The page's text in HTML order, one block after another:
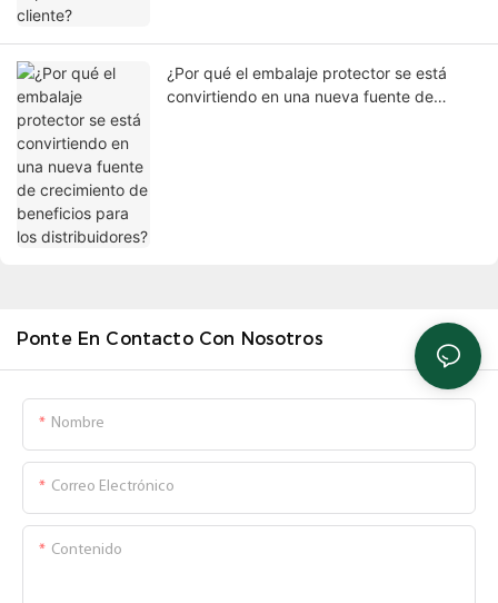
¿Por qué el embalaje protector se está
convirtiendo en una nueva fuente de
Ponte En Contacto Con Nosotros
Nombre
Correo Electrónico
Contenido